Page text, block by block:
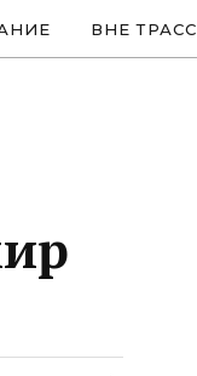
ВНЕ ТРАСС